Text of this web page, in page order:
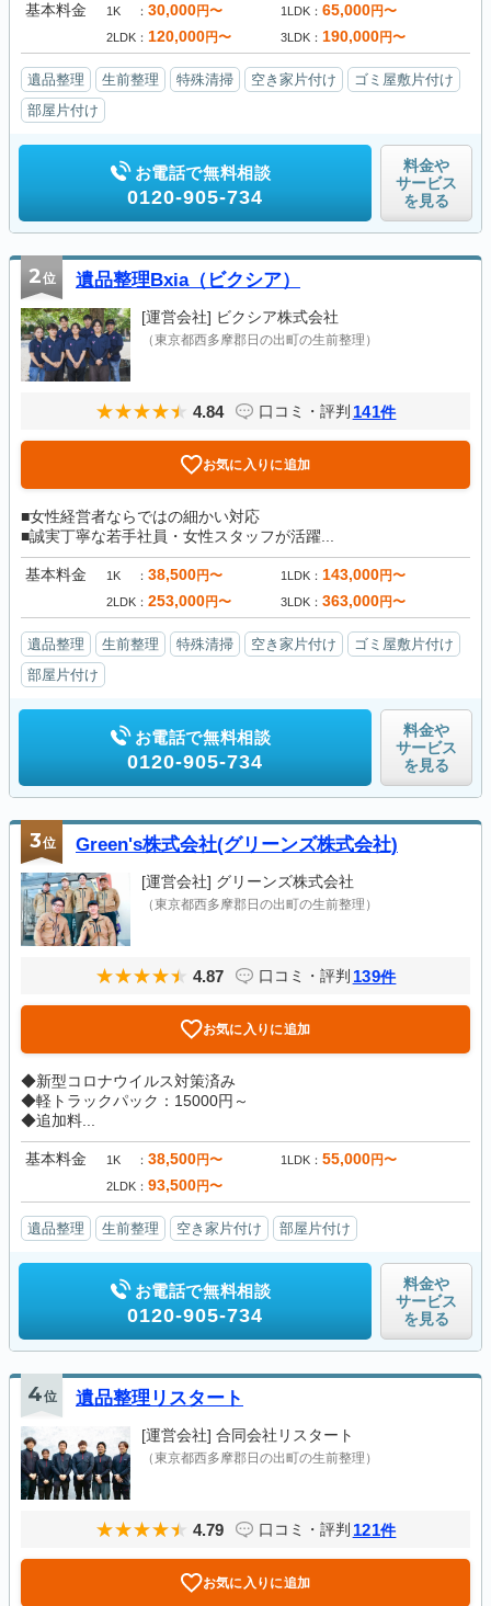
基本料金 1K 30,000円〜 1LDK 65,000円〜
2LDK 120,000円〜 3LDK 190,000円〜
遺品整理 生前整理 特殊清掃 空き家片付け
ゴミ屋敷片付け
部屋片付け
お電話で無料相談
0120-905-734
料金や
サービス
を見る
2位 遺品整理Bxia（ビクシア）
[運営会社] ビクシア株式会社
（東京都西多摩郡日の出町の生前整理）
4.84 口コミ・評判 141件
お気に入りに追加
■女性経営者ならではの細かい対応
■誠実丁寧な若手社員・女性スタッフが活躍...
基本料金 1K 38,500円〜 1LDK 143,000円〜
2LDK 253,000円〜 3LDK 363,000円〜
遺品整理 生前整理 特殊清掃 空き家片付け
ゴミ屋敷片付け
部屋片付け
お電話で無料相談
0120-905-734
料金や
サービス
を見る
3位 Green's株式会社(グリーンズ株式会社)
[運営会社] グリーンズ株式会社
（東京都西多摩郡日の出町の生前整理）
4.87 口コミ・評判 139件
お気に入りに追加
◆新型コロナウイルス対策済み
◆軽トラックパック：15000円～
◆追加料...
基本料金 1K 38,500円〜 1LDK 55,000円〜
2LDK 93,500円〜
遺品整理 生前整理 空き家片付け 部屋片付け
お電話で無料相談
0120-905-734
料金や
サービス
を見る
4位 遺品整理リスタート
[運営会社] 合同会社リスタート
（東京都西多摩郡日の出町の生前整理）
4.79 口コミ・評判 121件
お気に入りに追加